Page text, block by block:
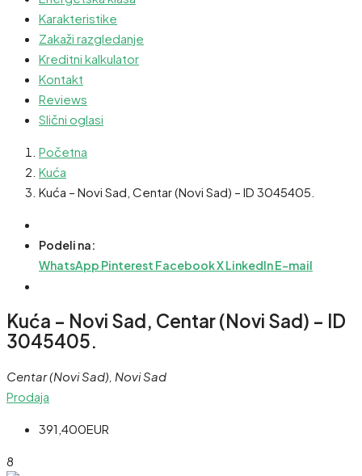
Karakteristike
Zakaži razgledanje
Kreditni kalkulator
Kontakt
Reviews
Slični oglasi
Početna
Kuća
Kuća – Novi Sad, Centar (Novi Sad) – ID 3045405.
Podeli na:
WhatsApp Pinterest FacebookXLinkedInE-mail
Kuća – Novi Sad, Centar (Novi Sad) – ID
3045405.
Centar (Novi Sad), Novi Sad
Prodaja
391,400EUR
8